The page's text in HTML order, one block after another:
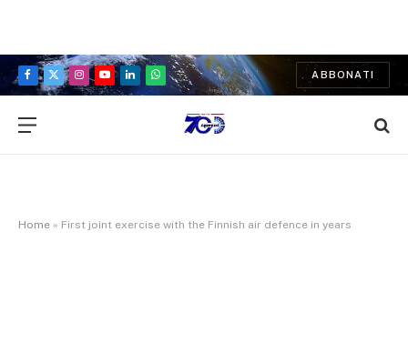
Facebook
X
Instagram
YouTubeLinkedInWhatsApp
ABBONATI
Home » First joint exercise with the Finnish air defence in years